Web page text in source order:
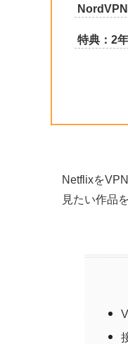
特典：2
Netflixを
見たい作品